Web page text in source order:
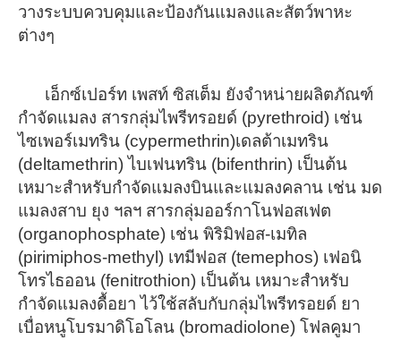
วางระบบควบคุมและป้องกันแมลงและสัตว์พาหะ
ต่างๆ
เอ็กซ์เปอร์ท เพสท์ ซิสเต็ม ยังจำหน่ายผลิตภัณฑ์
กำจัดแมลง สารกลุ่มไพรีทรอยด์ (pyrethroid) เช่น
ไซเพอร์เมทริน (cypermethrin)เดลต้าเมทริน
(deltamethrin) ไบเฟนทริน (bifenthrin) เป็นต้น
เหมาะสำหรับกำจัดแมลงบินและแมลงคลาน เช่น มด
แมลงสาบ ยุง ฯลฯ สารกลุ่มออร์กาโนฟอสเฟต
(organophosphate) เช่น พิริมิฟอส-เมทิล
(pirimiphos-methyl) เทมีฟอส (temephos) เฟอนิ
โทรไธออน (fenitrothion) เป็นต้น เหมาะสำหรับ
กำจัดแมลงดื้อยา ไว้ใช้สลับกับกลุ่มไพรีทรอยด์ ยา
เบื่อหนูโบรมาดิโอโลน (bromadiolone) โฟลคูมา